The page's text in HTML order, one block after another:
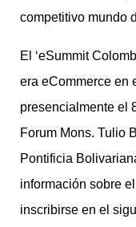
competitivo mundo
El ‘eSummit
era eCommerce en
presencialmente el
Forum Mons. Tulio
Pontificia
información sobre
inscribirse en el